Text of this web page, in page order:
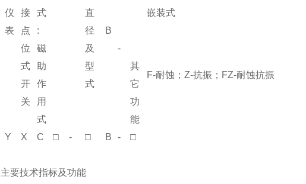
仪
表
接
点
位
式
开
关
式
:
磁
助
作
用
式
直
径
及
型
式
嵌装式
B
-
其
它
功
能
F-耐蚀；Z-抗振；FZ-耐蚀抗振
Y X C □ - □ B - □
主要技术指标及功能